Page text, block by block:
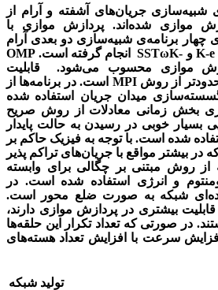
شبیه‌سازی جریان‌‌های آشفته و آرام از
موازی شده‌اند. پردازش موازی
با
چهار برنامه‌ی شبیه‌سازی دو بعدی آرام
K-e و K-
ω
SST انجام گرفته است. OMP
موازی محسوب می‌شود.
قابلیت
از روشMPI است. در برنامه‌ها از
میدان جریان استفاده شده
بخش زمانی معادلات از روش صریح
بسیار خوبی در رسیدن به حالت پایدار
شده است. با توجه به فیزیک حاکم بر
در بیشتر مواقع با جریان‌های تراکم پذیر
از روش مبتنی بر چگالی برای وابسته
و انرژی استفاده شده است. در
شبکه به صورت ضلع محور است.
بیشتری در پردازش موازی دارند،
در صورتی که تعداد تکرار این حلقه‌ها
سرعت با افزایش تعداد هسته‌های
تولید شبکه